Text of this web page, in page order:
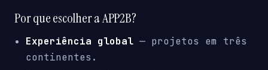
Por que escolher a APP2B?
Experiência global — projetos em três
continentes.